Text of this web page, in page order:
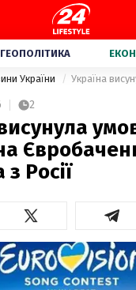
ГЕОПОЛІТИКА
України
2
Росії